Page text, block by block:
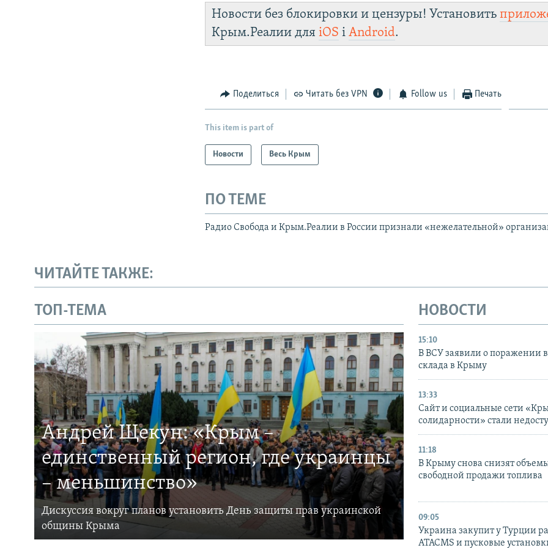
Новости без блокировки и цензуры! Установить
Крым.Реалии дляiOS іAndroid.
Поделиться Читать без VPN Follow us Печать
This item is part of
Новости Весь Крым
ПО ТЕМЕ
Радио Свобода и Крым.Реалии в России признали «нежелательной»
ЧИТАЙТЕ ТАКЖЕ:
ТОП-ТЕМА
Андрей Щекун: «Крым –
единственный регион, где украинцы
– меньшинство»
Дискуссия вокруг планов установить День защиты прав украинской
общины Крыма
НОВОСТИ
15:10
В ВСУ заявили о поражении
склада в Крыму
13:33
Сайт и социальные сети
солидарности» стали
11:18
В Крыму снова снизят
свободной продажи топлива
09:05
Украина закупит у Турции
ATACMS и пусковые